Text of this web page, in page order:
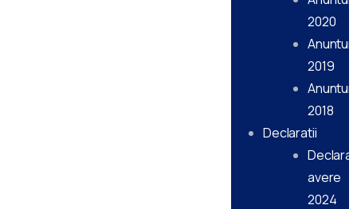
2020
Anunturi
2019
Anunturi
2018
Declaratii
avere
2024